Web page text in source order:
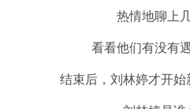
热情地聊上
看看他们有没有
结束后，刘林婷才开始